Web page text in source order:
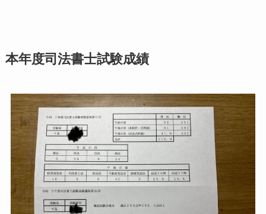
本年度司法書士試験成績